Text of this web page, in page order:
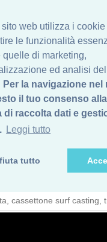
sito web utilizza i cookie
le funzionalità
quelle di marketing,
ed analisi
Per la navigazione
il tuo consenso
di raccolta dati e
Leggi tutto
tutto